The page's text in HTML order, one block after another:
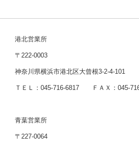
港北営業所
〒222-0003
神奈川県横浜市港北区大曾根3-2-4-101
ＴＥＬ：045-716-6817 ＦＡＸ：045-
青葉営業所
〒227-0064